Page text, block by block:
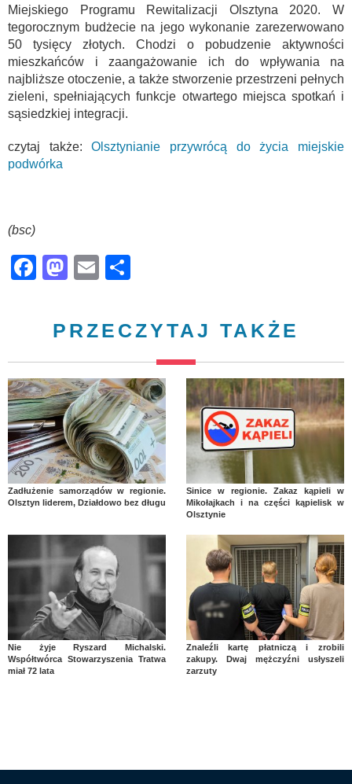
Miejskiego Programu Rewitalizacji Olsztyna 2020. W
tegorocznym budżecie na jego wykonanie zarezerwowano
50 tysięcy złotych. Chodzi o pobudzenie aktywności
mieszkańców i zaangażowanie ich do wpływania na
najbliższe otoczenie, a także stworzenie przestrzeni pełnych
zieleni, spełniających funkcje otwartego miejsca spotkań i
sąsiedzkiej integracji.
czytaj także:Olsztynianie przywrócą do życia miejskie
podwórka
(bsc)
Facebook
Mastodon
Email
PRZECZYTAJ TAKŻE
Zadłużenie samorządów w regionie.
Olsztyn liderem, Działdowo bez długu
Sinice w regionie. Zakaz kąpieli w
Mikołajkach i na części kąpielisk w
Olsztynie
Nie żyje Ryszard Michalski.
Współtwórca Stowarzyszenia Tratwa
miał 72 lata
Znaleźli kartę płatniczą i zrobili
zakupy. Dwaj mężczyźni usłyszeli
zarzuty